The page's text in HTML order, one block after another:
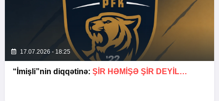
17.07.2026 - 18:25
“İmişli”nin diqqətinə: ŞIR HƏMIŞƏ ŞIR DEYIL…